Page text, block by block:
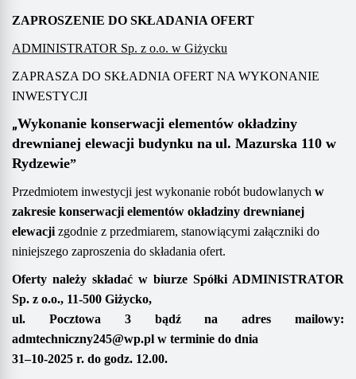
ZAPROSZENIE DO SKŁADANIA OFERT
ADMINISTRATOR Sp. z o.o. w Giżycku
ZAPRASZA DO SKŁADNIA OFERT NA WYKONANIE
INWESTYCJI
„Wykonanie konserwacji elementów okładziny
drewnianej elewacji budynku na ul. Mazurska 110 w
Rydzewie”
Przedmiotem inwestycji jest wykonanie robót budowlanych w
zakresie konserwacji elementów okładziny drewnianej
elewacji zgodnie z przedmiarem, stanowiącymi załączniki do
niniejszego zaproszenia do składania ofert.
Oferty należy składać w biurze Spółki ADMINISTRATOR
Sp. z o.o., 11-500 Giżycko,
ul. Pocztowa 3 bądź na adres mailowy:
admtechniczny245@wp.pl w terminie do dnia
31–10-2025 r. do godz. 12.00.